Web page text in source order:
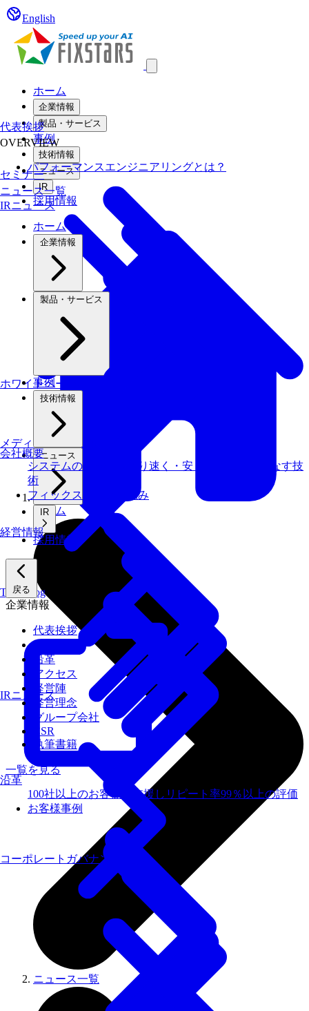
English
ホーム
企業情報
製品・サービス
事例
技術情報
セミナー
ホワイトペーパー
Tech Blog
ニュース
ニュース一覧
メディアライブラリ
IRニュース
IR
採用情報
ホーム
企業情報
製品・サービス
事例
技術情報
ニュース
IR
採用情報
戻る
企業情報
代表挨拶
会社概要
沿革
アクセス
経営陣
経営理念
グループ会社
CSR
執筆書籍
一覧を見る
代表挨拶
会社概要
沿革
OVERVIEW
パフォーマンスエンジニアリングとは？
システムの仕事を、より速く・安く・省エネでこなす技
術
フィックスターズの​強み
100社以上のお客様を支援しリピート率99％以上の評価
お客様事例
IRニュース
経営情報
コーポレートガバナンス
ホーム
ニュース一覧